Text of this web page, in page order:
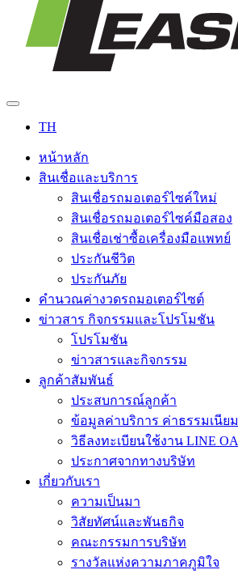
TH
หน้าหลัก
สินเชื่อและบริการ
สินเชื่อรถมอเตอร์ไซค์ใหม่
สินเชื่อรถมอเตอร์ไซค์มือสอง
สินเชื่อเช่าซื้อเครื่องมือแพทย์
ประกันชีวิต
ประกันภัย
คำนวณค่างวดรถมอเตอร์ไซต์
ข่าวสาร กิจกรรมและโปรโมชัน
โปรโมชัน
ข่าวสารและกิจกรรม
ลูกค้าสัมพันธ์
ประสบการณ์ลูกค้า
ข้อมูลค่าบริการ ค่าธรรมเนียม
วิธีลงทะเบียนใช้งาน LINE OA
ประกาศจากทางบริษัท
เกี่ยวกับเรา
ความเป็นมา
วิสัยทัศน์และพันธกิจ
คณะกรรมการบริษัท
รางวัลแห่งความภาคภูมิใจ